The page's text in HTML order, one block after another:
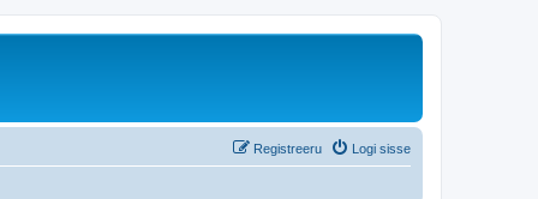
Logi sisse
Registreeru